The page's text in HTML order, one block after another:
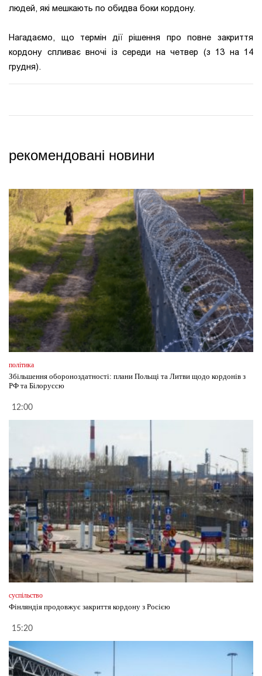
людей, які мешкають по обидва боки кордону.
Нагадаємо, що термін дії рішення про повне закриття
кордону спливає вночі із середи на четвер (з 13 на 14
грудня).
рекомендовані новини
політика
Збільшення обороноздатності: плани Польщі та Литви щодо кордонів з
РФ та Білоруссю
12:00
суспільство
Фінляндія продовжує закриття кордону з Росією
15:20